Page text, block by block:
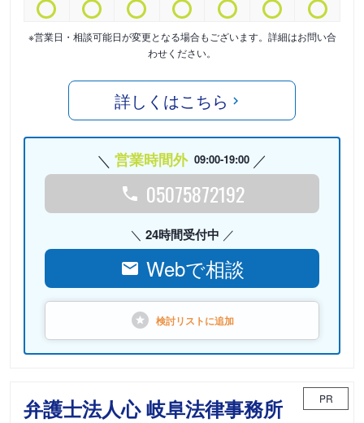
※営業日・相談可能日が変更となる場合もございます。詳細はお問い合
わせください。
詳しくはこちら
営業時間外 09:00-19:00
05075872192
24時間受付中
Webで相談
検討リストに追加
弁護士法人心 岐阜法律事務所 PR